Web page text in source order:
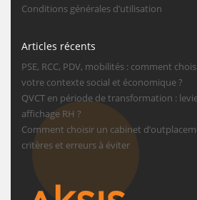
Conditions générales d’utilisation
Articles récents
PSE, RCC, PDV, mobilités : comment
votre contexte social et économique ?
QVCT en période de transformation :
affichage RH ?
Comment choisir un cabinet
critères et erreurs à éviter